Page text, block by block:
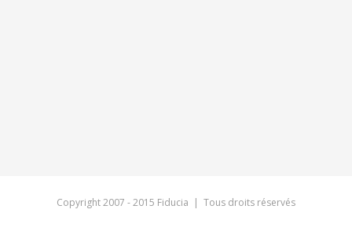
Copyright 2007 - 2015 Fiducia | Tous droits réservés